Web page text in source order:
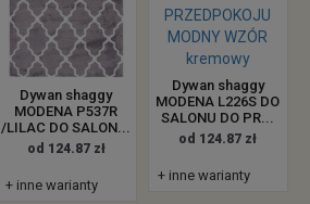
Dywan shaggy
MODENA P537R
/LILAC DO SALON...
od 124.87 zł
+ inne warianty
Dywan shaggy
MODENA L226S DO
SALONU DO PR...
od 124.87 zł
+ inne warianty